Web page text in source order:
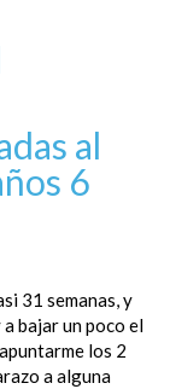
al
6
31 semanas, y
bajar un poco el
los 2
a alguna